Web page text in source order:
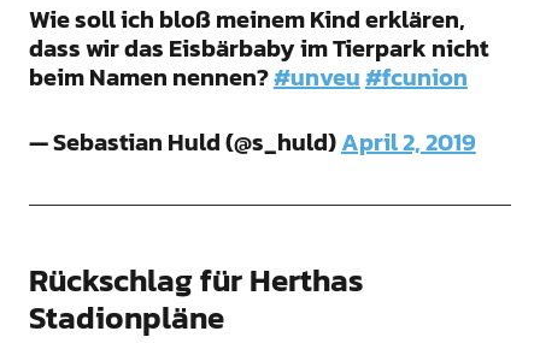
Wie soll ich bloß meinem Kind erklären,
dass wir das Eisbärbaby im Tierpark nicht
beim Namen nennen?#unveu#fcunion
— Sebastian Huld (@s_huld)April 2, 2019
Rückschlag für Herthas
Stadionpläne